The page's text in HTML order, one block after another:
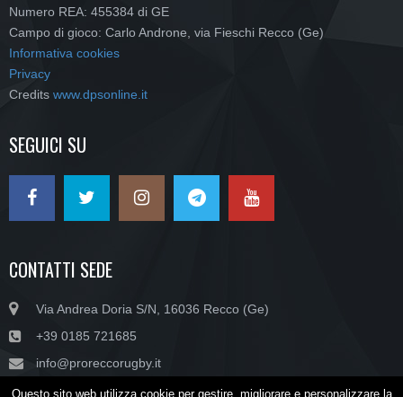
Numero REA: 455384 di GE
Campo di gioco: Carlo Androne, via Fieschi Recco (Ge)
Informativa cookies
Privacy
Credits www.dpsonline.it
SEGUICI SU
CONTATTI SEDE
Via Andrea Doria S/N, 16036 Recco (Ge)
+39 0185 721685
info@proreccorugby.it
Questo sito web utilizza cookie per gestire, migliorare e personalizzare la